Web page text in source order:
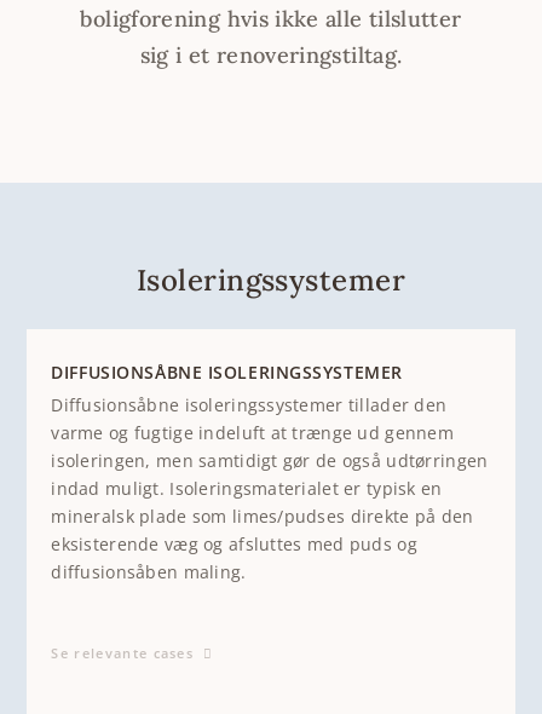
boligforening hvis ikke alle tilslutter
sig i et renoveringstiltag.
Isoleringssystemer
DIFFUSIONSÅBNE ISOLERINGSSYSTEMER
Diffusionsåbne isoleringssystemer tillader den
varme og fugtige indeluft at trænge ud gennem
isoleringen, men samtidigt gør de også udtørringen
indad muligt. Isoleringsmaterialet er typisk en
mineralsk plade som limes/pudses direkte på den
eksisterende væg og afsluttes med puds og
diffusionsåben maling.
Se relevante cases